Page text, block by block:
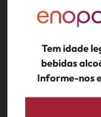
Tem idade
bebidas
Informe-nos
A Enoport Wines voltou
vitivinícola nacional ao
revelados na Gala
dia 28 de junho, em
Promovido pela
Tejo, o concurso avaliou
cega, premiando a